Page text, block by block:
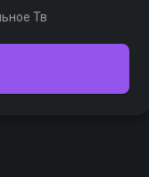
Тв